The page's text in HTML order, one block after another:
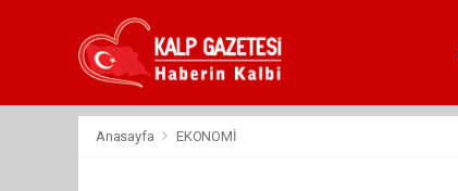
Anasayfa EKONOMİ